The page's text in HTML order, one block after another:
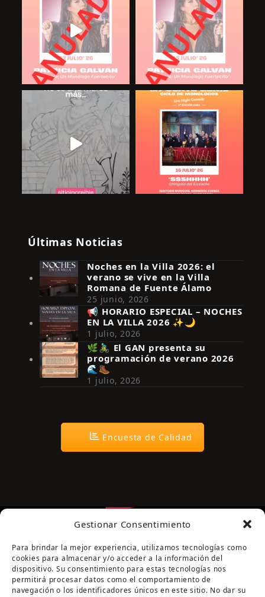
Gestionar Consentimiento
Para brindar la mejor experiencia, utilizamos tecnologías como
cookies para almacenar y/o acceder a la información del
dispositivo. Su consentimiento para estas tecnologías nos
permitirá procesar datos como el comportamiento de
navegación o los identificadores únicos en este sitio. No dar su
Síguenos en Instagram
Últimas Noticias
Noches en la Villa 2026: el
verano se vive en la Villa
Romana de Fuente Álamo
25 junio, 2026
📢 HORARIO ESPECIAL – NOCHES
EN LA VILLA 2026 ✨🌙
1 julio, 2026
🌿🚴‍♂️ El GAN presenta su
programación de verano 2026
🌊🥾
1 julio, 2026
Encuesta de Calidad